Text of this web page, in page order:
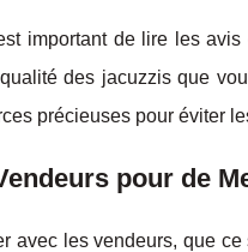
important de lire les
des jacuzzis que
précieuses pour éviter
pour de
avec les vendeurs, que